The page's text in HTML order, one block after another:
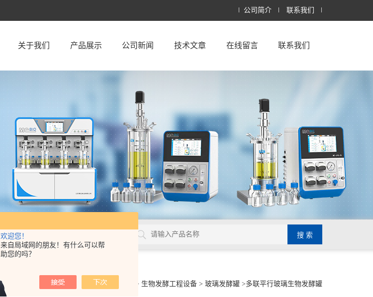
欢迎您！
来自局域网的朋友！有什么可以帮
助您的吗？
公司简介 联系我们
关于我们 产品展示 公司新闻 技术文章 在线留言 联系我们
你的位置： 首页>产品展示 > 生物发酵工程设备 > 玻璃发酵罐 >多联平行玻璃生物发酵罐